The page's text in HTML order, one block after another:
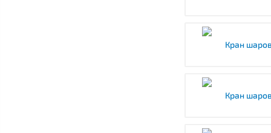
Кран
Кран